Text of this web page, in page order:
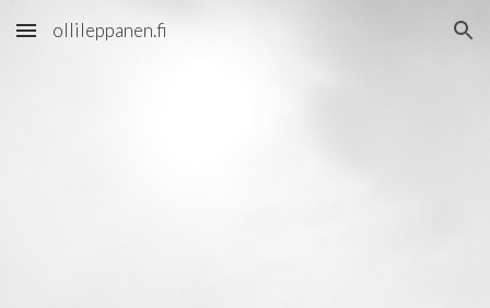
Skip to main content Skip to navigation
ollileppanen.fi